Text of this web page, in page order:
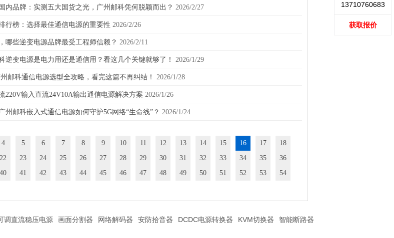
内品牌：实测五大国货之光，广州邮科凭何脱颖而出？ 2026/2/27
行榜：选择最佳通信电源的重要性 2026/2/26
哪些逆变电源品牌最受工程师信赖？ 2026/2/11
逆变电源是电力用还是通信用？看这几个关键就够了！ 2026/1/29
邮科通信电源选型全攻略，看完这篇不再纠结！ 2026/1/28
220V输入直流24V10A输出通信电源解决方案 2026/1/26
州邮科嵌入式通信电源如何守护5G网络“生命线”？ 2026/1/24
4 5 6 7 8 9 10 11 12 13 14 15 16 17
18
22 23 24 25 26 27 28 29 30 31 32 33 34 35
36
40 41 42 43 44 45 46 47 48 49 50 51 52 53
54
调直流稳压电源 画面分割器 网络解码器 安防拾音器 DCDC电源转换器 KVM切换器 智能断路器
13710760683
获取报价